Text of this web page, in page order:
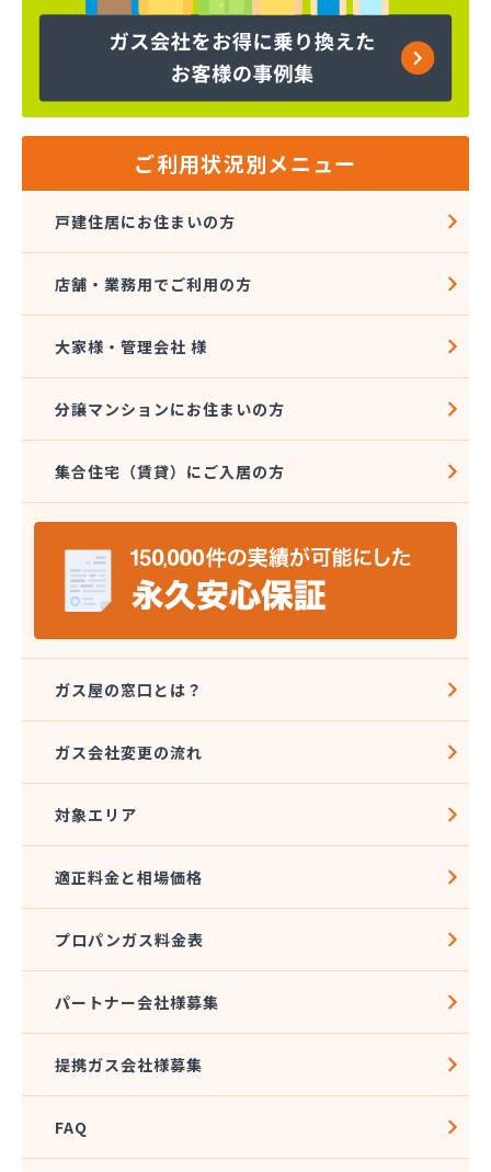
加藤プロパン(株)
河野商事(株) 横浜支店
(株)TOKAI 横浜支店
(株)TOKAI 相模原支店
(株)アオヤギ
(株)アンドウ 西谷営業所
(株)アンドウ 菅田店
(株)エコタ
(株)エネサンス関東 横浜営業所
(株)エネサンス関東 東京事業所
(株)エネワークス相模
(株)ガスデン
(株)カナエル
(株)カナジュウ・コーポレーション
(株)くまがい
(株)クラスタ
(株)クラスタ 湘南営業所
(株)サガミ 三崎営業所
(株)サガミ 湘南支店
(株)サタケ
(株)サナミ商会
(株)サンエル
(株)シンサナミ
(株)セイカ 相模原営業所
(株)トーエル 保土ヶ谷緊急センター
(株)ナガタ
(株)ニイヤ
(株)ノックス
ご利用状況別メニュー
戸建住居にお住まいの方
店舗・業務用でご利用の方
大家様・管理会社 様
分譲マンションにお住まいの方
集合住宅（賃貸）にご入居の方
ガス屋の窓口とは？
ガス会社変更の流れ
対象エリア
適正料金と相場価格
プロパンガス料金表
パートナー会社様募集
提携ガス会社様募集
FAQ